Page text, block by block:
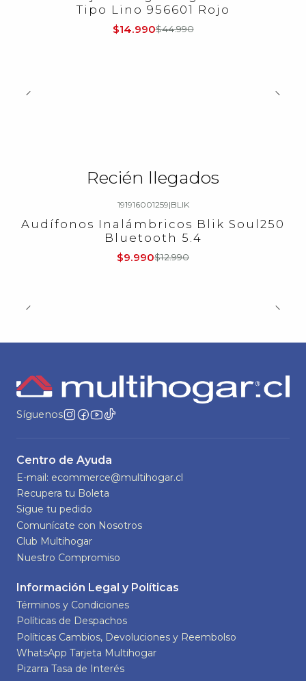
Tipo Lino 956601 Rojo
$14.990$44.990
Recién llegados
-23%OFF
191916001259|BLIK
Audífonos Inalámbricos Blik Soul250
Bluetooth 5.4
$9.990$12.990
Síguenos
Centro de Ayuda
E-mail: ecommerce@multihogar.cl
Recupera tu Boleta
Sigue tu pedido
Comunícate con Nosotros
Club Multihogar
Nuestro Compromiso
Información Legal y Políticas
Términos y Condiciones
Políticas de Despachos
Políticas Cambios, Devoluciones y Reembolso
WhatsApp Tarjeta Multihogar
Pizarra Tasa de Interés